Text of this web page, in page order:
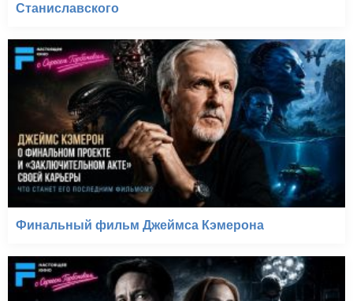
Станиславского
Финальный фильм Джеймса Кэмерона